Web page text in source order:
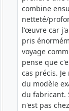
combine
netteté/
l'œuvre car
pris
voyage
pense que
cas précis.
du modèle
du fabricant.
n'est pas